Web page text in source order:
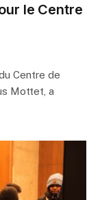
le Centre
Centre de
Mottet, a